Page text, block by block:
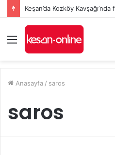
Keşan’da Kozköy
Menü
Anasayfa / saros
saros